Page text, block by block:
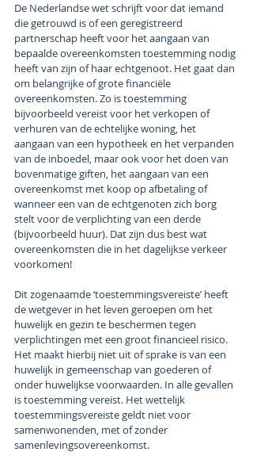
De Nederlandse wet schrijft voor dat iemand
die getrouwd is of een geregistreerd
partnerschap heeft voor het aangaan van
bepaalde overeenkomsten toestemming nodig
heeft van zijn of haar echtgenoot. Het gaat dan
om belangrijke of grote financiële
overeenkomsten. Zo is toestemming
bijvoorbeeld vereist voor het verkopen of
verhuren van de echtelijke woning, het
aangaan van een hypotheek en het verpanden
van de inboedel, maar ook voor het doen van
bovenmatige giften, het aangaan van een
overeenkomst met koop op afbetaling of
wanneer een van de echtgenoten zich borg
stelt voor de verplichting van een derde
(bijvoorbeeld huur). Dat zijn dus best wat
overeenkomsten die in het dagelijkse verkeer
voorkomen!
Dit zogenaamde ‘toestemmingsvereiste’ heeft
de wetgever in het leven geroepen om het
huwelijk en gezin te beschermen tegen
verplichtingen met een groot financieel risico.
Het maakt hierbij niet uit of sprake is van een
huwelijk in gemeenschap van goederen of
onder huwelijkse voorwaarden. In alle gevallen
is toestemming vereist. Het wettelijk
toestemmingsvereiste geldt niet voor
samenwonenden, met of zonder
samenlevingsovereenkomst.